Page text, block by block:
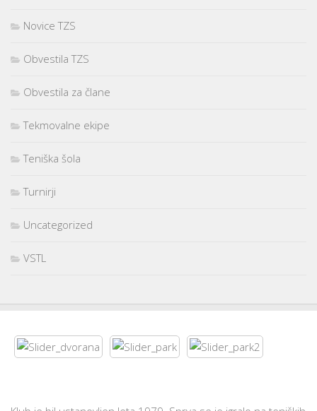
Novice TZS
Obvestila TZS
Obvestila za člane
Tekmovalne ekipe
Teniška šola
Turnirji
Uncategorized
VSTL